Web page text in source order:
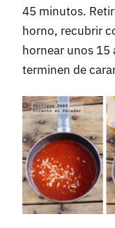
45 minutos.
horno, recubrir
hornear unos 15
terminen de